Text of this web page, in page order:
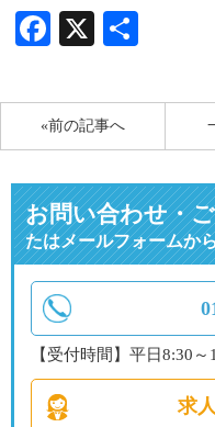
Facebook
X
«前の記事へ
お問い合わせ・
たはメールフォームか
【受付時間】平日8:30～
求